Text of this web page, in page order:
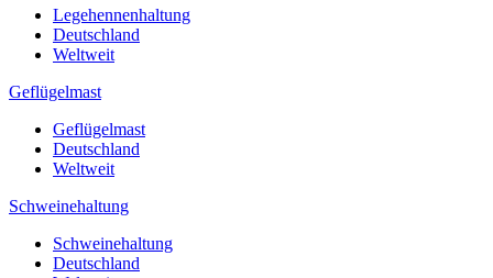
Legehennenhaltung
Deutschland
Weltweit
Geflügelmast
Geflügelmast
Deutschland
Weltweit
Schweinehaltung
Schweinehaltung
Deutschland